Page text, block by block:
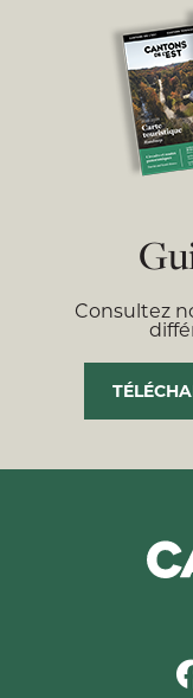
Consultez